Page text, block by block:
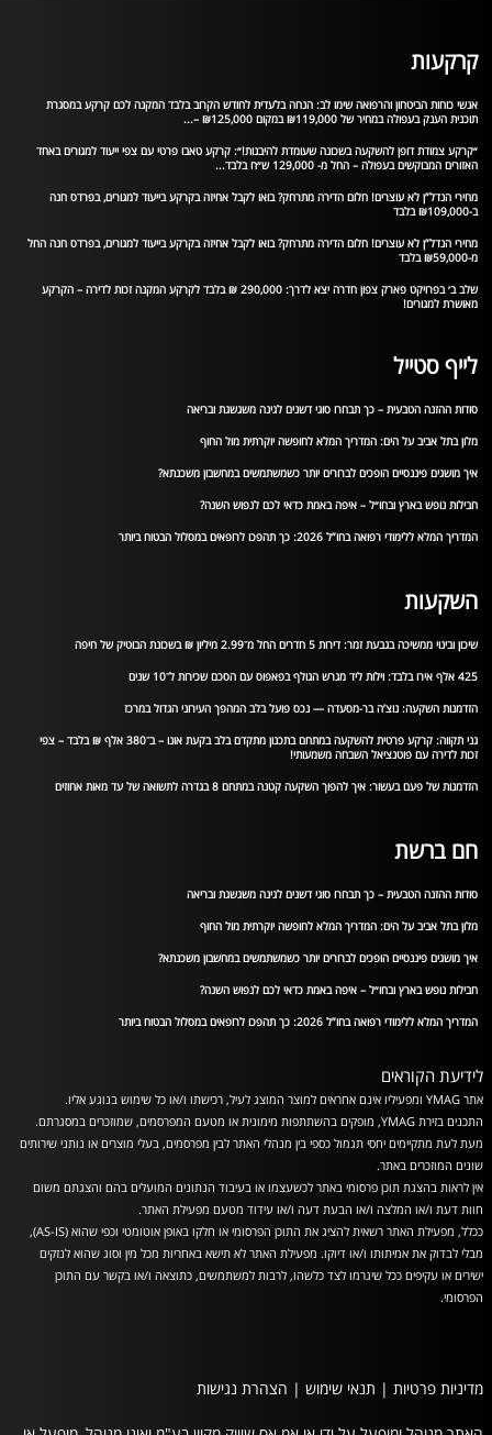
קרקעות
אנשי כוחות הביטחון והרפואה שימו לב: הנחה בלעדית לחודש הקרוב בלבד המקנה לכם קרקע במסגרת
תוכנית הענק בעפולה במחיר של ₪119,000 במקום ₪125,000 –...
״קרקע צמודת דופן להשקעה בשכונה שעומדת להיבנות!״: קרקע טאבו פרטי עם צפי ייעוד למגורים באחד
האזורים המבוקשים בעפולה – החל מ- 129,000 ש״ח בלבד...
מחירי הנדל”ן לא עוצרים! חלום הדירה מתרחק? בואו לקבל אחיזה בקרקע בייעוד למגורים, בפרדס חנה
ב-₪109,000 בלבד
מחירי הנדל”ן לא עוצרים! חלום הדירה מתרחק? בואו לקבל אחיזה בקרקע בייעוד למגורים, בפרדס חנה החל
מ-₪59,000 בלבד
שלב ב׳ בפרויקט פארק צפון חדרה יצא לדרך: 290,000 ₪ בלבד לקרקע המקנה זכות לדירה – הקרקע
מאושרת למגורים!
לייף סטייל
סודות ההזנה הטבעית – כך תבחרו סוגי דשנים לגינה משגשגת ובריאה
מלון בתל אביב על הים: המדריך המלא לחופשה יוקרתית מול החוף
איך מושגים פיננסיים הופכים לברורים יותר כשמשתמשים במחשבון משכנתא?
חבילות נופש בארץ ובחו״ל – איפה באמת כדאי לכם לנפוש השנה?
המדריך המלא ללימודי רפואה בחו”ל 2026: כך תהפכו לרופאים במסלול הבטוח ביותר
השקעות
שיכון ובינוי ממשיכה בגבעת זמר: דירות 5 חדרים החל מ־2.99 מיליון ₪ בשכונת הבוטיק של חיפה
425 אלף אירו בלבד: וילות ליד מגרש הגולף בפאפוס עם הסכם שכירות ל־10 שנים
הזדמנות השקעה: נוצ’ה בר-מסעדה — נכס פועל בלב המהפך העירוני הגדול במרכז
גני תקווה: קרקע פרטית להשקעה במתחם בתכנון מתקדם בלב בקעת אונו – ב־380 אלף ₪ בלבד – צפי
זכות לדירה עם פוטנציאל השבחה משמעותי!
הזדמנות של פעם בעשור: איך להפוך השקעה קטנה במתחם 8 בגדרה לתשואה של עד מאות אחוזים
חם ברשת
סודות ההזנה הטבעית – כך תבחרו סוגי דשנים לגינה משגשגת ובריאה
מלון בתל אביב על הים: המדריך המלא לחופשה יוקרתית מול החוף
איך מושגים פיננסיים הופכים לברורים יותר כשמשתמשים במחשבון משכנתא?
חבילות נופש בארץ ובחו״ל – איפה באמת כדאי לכם לנפוש השנה?
המדריך המלא ללימודי רפואה בחו”ל 2026: כך תהפכו לרופאים במסלול הבטוח ביותר
לידיעת הקוראים
אתר YMAG ומפעיליו אינם אחראים למוצר המוצג לעיל, רכישתו ו/או כל שימוש בנוגע אליו.
התכנים בזירת YMAG, מופקים בהשתתפות מימונית או מטעם המפרסמים, שמוזכרים במסגרתם.
מעת לעת מתקיימים יחסי תגמול כספי בין מנהלי האתר לבין מפרסמים, בעלי מוצרים או נותני שירותים
שונים המוזכרים באתר.
אין לראות בהצגת תוכן פרסומי באתר לכשעצמו או בעיבוד הנתונים המועלים בהם והצגתם משום
חוות דעת ו/או המלצה ו/או הבעת דעה ו/או עידוד מטעם מפעילת האתר.
ככלל, מפעילת האתר רשאית להציג את התוכן הפרסומי או חלקו באופן אוטומטי וכפי שהוא (AS-IS),
מבלי לבדוק את אמיתותו ו/או דיוקו. מפעילת האתר לא תישא באחריות מכל מין וסוג שהוא לנזקים
ישירים או עקיפים ככל שיגרמו לצד כלשהו, לרבות למשתמשים, כתוצאה ו/או בקשר עם התוכן
הפרסומי.
מדיניות פרטיות | תנאי שימוש | הצהרת נגישות